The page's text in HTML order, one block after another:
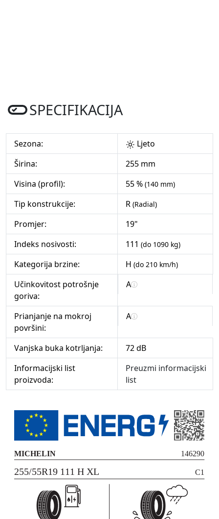
SPECIFIKACIJA
Sezona:
Ljeto
Širina:
255 mm
Visina (profil):
55 % (140 mm)
Tip konstrukcije: R (Radial)
Promjer:
19"
Indeks nosivosti:
111 (do 1090 kg)
Kategorija brzine: H (do 210 km/h)
Učinkovitost potrošnje
goriva:
A
Prianjanje na mokroj
površini:
A
Vanjska buka kotrljanja:
72 dB
Informacijski list
proizvoda:
Preuzmi informacijski
list